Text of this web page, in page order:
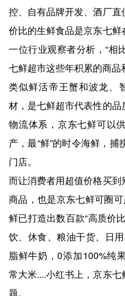
控、自有品牌开发、酒厂
价比的生鲜食品是京东七鲜
一位行业观察者分析，“相
七鲜超市这些年积累的商品
类似鲜活帝王蟹和波龙、
材，是七鲜超市代表性的
物流体系，京东七鲜可以
产，最“鲜”的时令海鲜，
门店。
而让消费者用超值价格买
商品，也是京东七鲜可圈
鲜已打造出数百款“高质价
饮、休食、粮油干货、日
脂鲜牛奶，0添加100%纯
常大米....小红书上，京东
题。